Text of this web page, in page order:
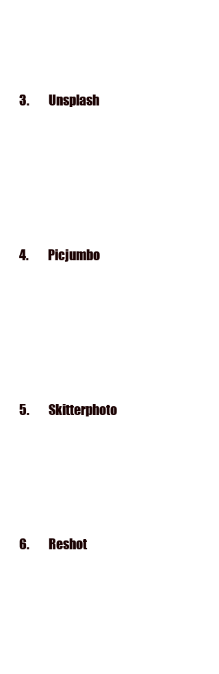
3. Unsplash
4. Picjumbo
5. Skitterphoto
6. Reshot